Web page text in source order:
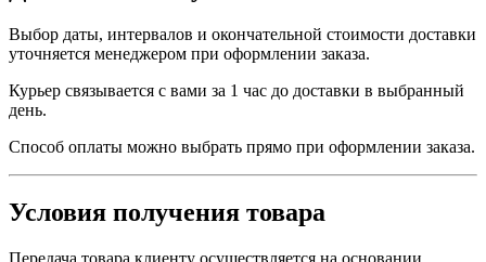
Выбор даты, интервалов и окончательной стоимости доставки
уточняется менеджером при оформлении заказа.
Курьер связывается с вами за 1 час до доставки в выбранный
день.
Способ оплаты можно выбрать прямо при оформлении заказа.
Условия получения товара
Передача товара клиенту осуществляется на основании